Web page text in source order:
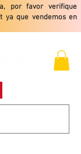
por favor verifique
ya que vendemos en